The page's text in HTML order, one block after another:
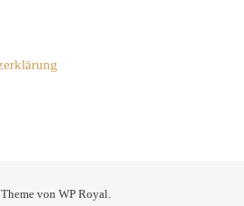
von WP Royal.